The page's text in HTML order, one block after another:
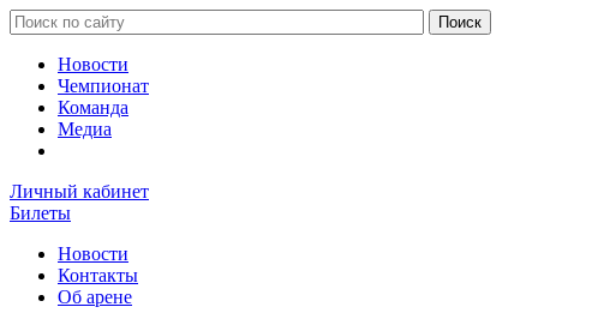
Новости
Чемпионат
Команда
Медиа
Личный кабинет
Билеты
Новости
Контакты
Об арене